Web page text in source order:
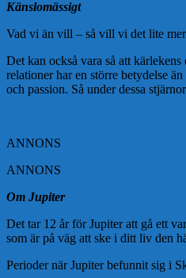
Känslomässigt
Vad vi än vill – så vill vi det lite
Det kan också vara så att
relationer har en större betydelse
och passion. Så under dessa
ANNONS
ANNONS
Om Jupiter
Det tar 12 år för Jupiter att gå ett
som är på väg att ske i ditt liv den
Perioder när Jupiter befunnit sig i